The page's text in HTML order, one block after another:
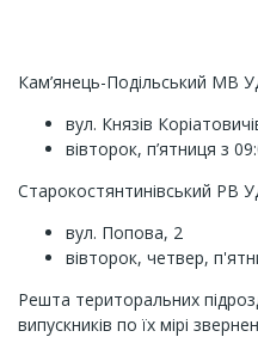
Кам’янець-Подільський МВ
вул. Князів
вівторок, п’ятниця з
Старокостянтинівський РВ
вул. Попова, 2
вівторок, четвер,
Решта територальних
випускників по їх мірі